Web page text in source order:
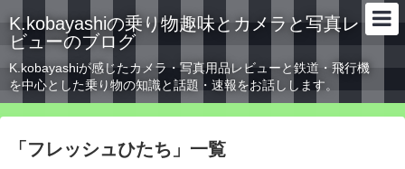
K.kobayashiの乗り物趣味とカメラと写真レ
ビューのブログ
K.kobayashiが感じたカメラ・写真用品レビューと鉄道・飛行機
を中心とした乗り物の知識と話題・速報をお話しします。
「 フレッシュひたち 」 一覧